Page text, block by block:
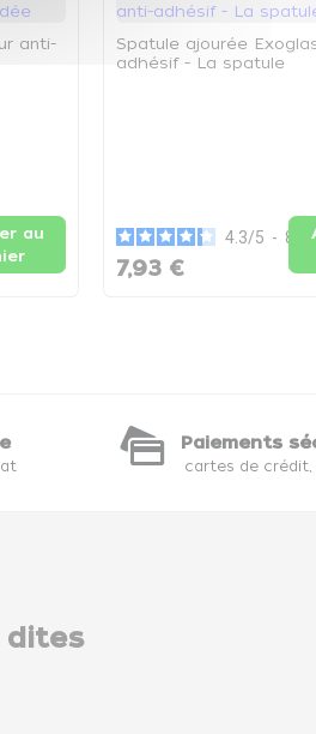
anti-
au
Spatule ajourée
adhésif - La spatule
4.3/5 - 8
7,93 €
Paiements
cartes de crédit,
dites